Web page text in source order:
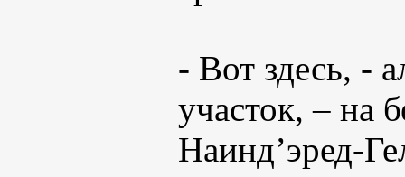
- Вот здесь, -
участок, – на
Наинд’эред-